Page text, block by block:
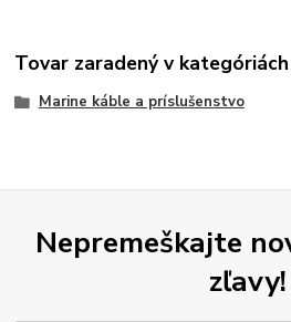
Tovar zaradený v kategóriách
Marine káble a príslušenstvo
Nepremeškajte
zľavy!